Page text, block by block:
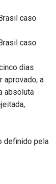
caso
caso
dias
aprovado, a
absoluta
definido pela